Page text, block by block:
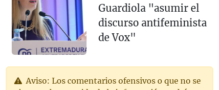
Guardiola "asumir el
discurso antifeminista
de Vox"
Aviso: Los comentarios ofensivos o que no se